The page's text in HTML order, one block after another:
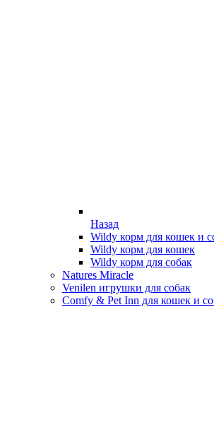
Назад
Wildy корм для кошек и
Wildy корм для кошек
Wildy корм для собак
Natures Miracle
Venilen игрушки для собак
Comfy & Pet Inn для кошек и